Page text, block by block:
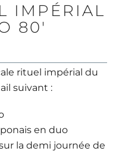
IMPÉRIAL
80′
rituel impérial du
suivant :
en duo
la demi journée de